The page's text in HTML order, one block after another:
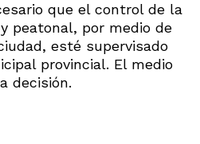
que el control de la
peatonal, por medio de
esté supervisado
provincial. El medio
decisión.